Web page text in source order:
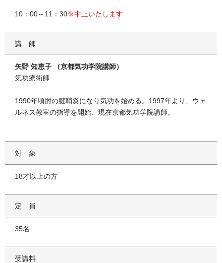
10：00～11：30※中止いたします
講師
矢野 知恵子 （京都気功学院講師）
気功療術師
1990年頃肘の腱鞘炎になり気功を始める。1997年より、ウェ
ルネス教室の指導を開始、現在京都気功学院講師。
対象
18才以上の方
定員
35名
受講料